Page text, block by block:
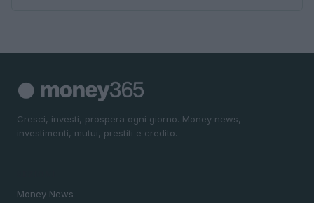
Cresci, investi, prospera ogni giorno. Money news,
investimenti, mutui, prestiti e credito.
Money News